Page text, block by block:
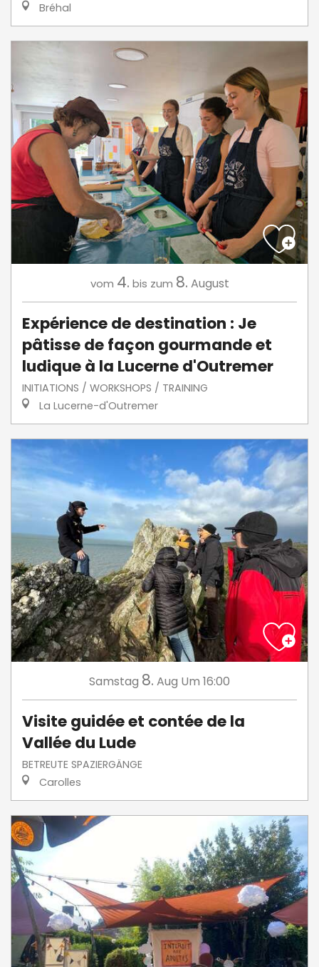
Bréhal
vom 4. bis zum 8. August
Expérience de destination : Je
pâtisse de façon gourmande et
ludique à la Lucerne d'Outremer
INITIATIONS / WORKSHOPS / TRAINING
La Lucerne-d'Outremer
Samstag 8. Aug Um 16:00
Visite guidée et contée de la
Vallée du Lude
BETREUTE SPAZIERGÄNGE
Carolles